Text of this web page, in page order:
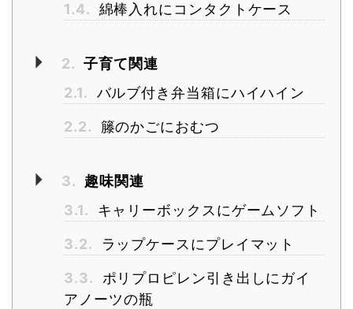
1.4. 綿棒入れにコンタクトケース
2. 子育て関連
2.1.
バルブ付き弁当箱にハイハイン
2.2. 籐のかごにおむつ
3.
趣味関連
3.1.
キャリーボックスにゲームソフト
3.2. ラップケースにプレイマット
3.3.
ポリプロピレン引き出しにガイ
アノーツの瓶